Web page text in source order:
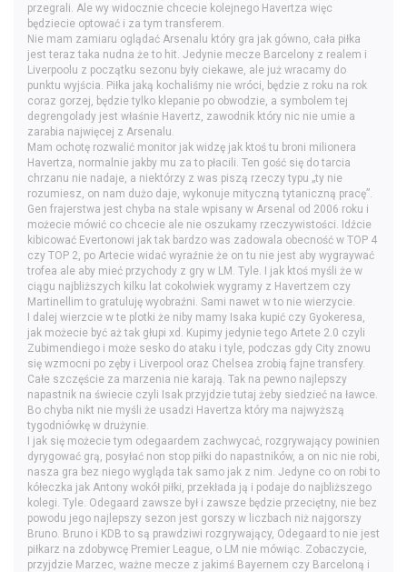
przegrali. Ale wy widocznie chcecie kolejnego Havertza więc
będziecie optować i za tym transferem.
Nie mam zamiaru oglądać Arsenalu który gra jak gówno, cała piłka
jest teraz taka nudna że to hit. Jedynie mecze Barcelony z realem i
Liverpoolu z początku sezonu były ciekawe, ale już wracamy do
punktu wyjścia. Piłka jaką kochaliśmy nie wróci, będzie z roku na rok
coraz gorzej, będzie tylko klepanie po obwodzie, a symbolem tej
degrengolady jest właśnie Havertz, zawodnik który nic nie umie a
zarabia najwięcej z Arsenalu.
Mam ochotę rozwalić monitor jak widzę jak ktoś tu broni milionera
Havertza, normalnie jakby mu za to płacili. Ten gość się do tarcia
chrzanu nie nadaje, a niektórzy z was piszą rzeczy typu „ty nie
rozumiesz, on nam dużo daje, wykonuje mityczną tytaniczną pracę”.
Gen frajerstwa jest chyba na stale wpisany w Arsenal od 2006 roku i
możecie mówić co chcecie ale nie oszukamy rzeczywistości. Idźcie
kibicować Evertonowi jak tak bardzo was zadowala obecność w TOP 4
czy TOP 2, po Artecie widać wyraźnie że on tu nie jest aby wygraywać
trofea ale aby mieć przychody z gry w LM. Tyle. I jak ktoś myśli że w
ciągu najbliższych kilku lat cokolwiek wygramy z Havertzem czy
Martinellim to gratuluję wyobraźni. Sami nawet w to nie wierzycie.
I dalej wierzcie w te plotki że niby mamy Isaka kupić czy Gyokeresa,
jak możecie być aż tak głupi xd. Kupimy jedynie tego Artete 2.0 czyli
Zubimendiego i może sesko do ataku i tyle, podczas gdy City znowu
się wzmocni po zęby i Liverpool oraz Chelsea zrobią fajne transfery.
Całe szczęście za marzenia nie karają. Tak na pewno najlepszy
napastnik na świecie czyli Isak przyjdzie tutaj żeby siedzieć na ławce.
Bo chyba nikt nie myśli że usadzi Havertza który ma najwyższą
tygodniówkę w drużynie.
I jak się możecie tym odegaardem zachwycać, rozgrywający powinien
dyrygować grą, posyłać non stop piłki do napastników, a on nic nie robi,
nasza gra bez niego wygląda tak samo jak z nim. Jedyne co on robi to
kółeczka jak Antony wokół piłki, przekłada ją i podaje do najbliższego
kolegi. Tyle. Odegaard zawsze był i zawsze będzie przeciętny, nie bez
powodu jego najlepszy sezon jest gorszy w liczbach niż najgorszy
Bruno. Bruno i KDB to są prawdziwi rozgrywający, Odegaard to nie jest
piłkarz na zdobywcę Premier League, o LM nie mówiąc. Zobaczycie,
przyjdzie Marzec, ważne mecze z jakimś Bayernem czy Barceloną i